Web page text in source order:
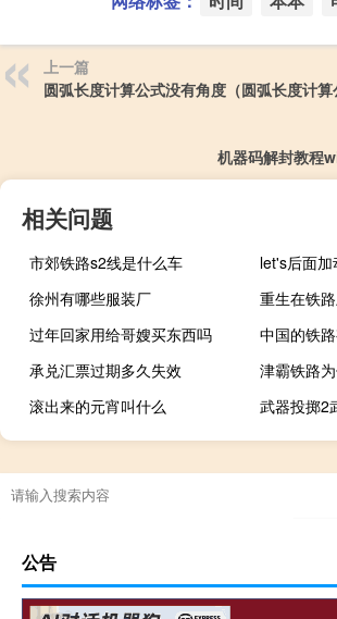
上一篇
圆弧长度计算公式没有角度（圆弧长度计算
机器码解封教程
相关问题
市郊铁路s2线是什么车
徐州有哪些服装厂
重生在铁
过年回家用给哥嫂买东西吗
中国的铁
承兑汇票过期多久失效
津霸铁路
滚出来的元宵叫什么
武器投掷2
公告